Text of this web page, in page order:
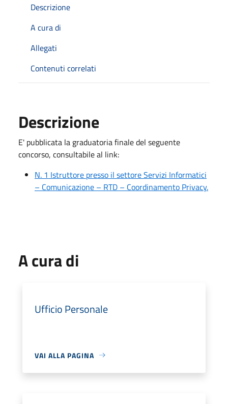
Descrizione
A cura di
Allegati
Contenuti correlati
Descrizione
E' pubblicata la graduatoria finale del seguente
concorso, consultabile al link:
N. 1 Istruttore presso il settore Servizi Informatici
– Comunicazione – RTD – Coordinamento Privacy.
A cura di
Ufficio Personale
VAI ALLA PAGINA